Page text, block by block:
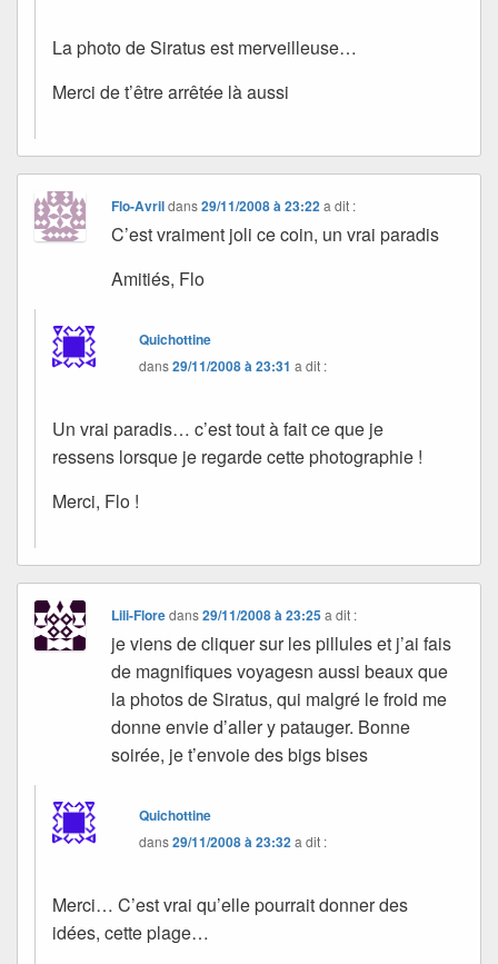
La photo de Siratus est merveilleuse…
Merci de t’être arrêtée là aussi
Flo-Avrildans29/11/2008 à 23:22 a dit :
C’est vraiment joli ce coin, un vrai paradis
Amitiés, Flo
Quichottine
dans29/11/2008 à 23:31 a dit :
Un vrai paradis… c’est tout à fait ce que je
ressens lorsque je regarde cette photographie !
Merci, Flo !
Lili-Floredans29/11/2008 à 23:25 a dit :
je viens de cliquer sur les pillules et j’ai fais
de magnifiques voyagesn aussi beaux que
la photos de Siratus, qui malgré le froid me
donne envie d’aller y patauger. Bonne
soirée, je t’envoie des bigs bises
Quichottine
dans29/11/2008 à 23:32 a dit :
Merci… C’est vrai qu’elle pourrait donner des
idées, cette plage…